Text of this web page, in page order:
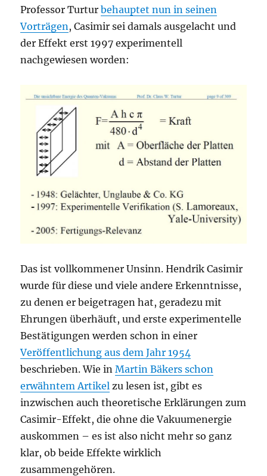
Professor Turturbehauptet nun in seinen
Vorträgen , Casimir sei damals ausgelacht und
der Effekt erst 1997 experimentell
nachgewiesen worden:
Das ist vollkommener Unsinn. Hendrik Casimir
wurde für diese und viele andere Erkenntnisse,
zu denen er beigetragen hat, geradezu mit
Ehrungen überhäuft, und erste experimentelle
Bestätigungen werden schon in einer
Veröffentlichung aus dem Jahr 1954
beschrieben. Wie inMartin Bäkers schon
erwähntem Artikel zu lesen ist, gibt es
inzwischen auch theoretische Erklärungen zum
Casimir-Effekt, die ohne die Vakuumenergie
auskommen – es ist also nicht mehr so ganz
klar, ob beide Effekte wirklich
zusammengehören.